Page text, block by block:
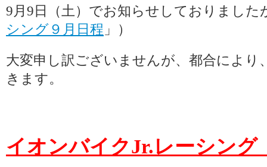
9月9日（土）でお知らせしておりました
シング９月日程 」）
大変申し訳ございませんが、都合により
きます。
イオンバイクJr.レーシン